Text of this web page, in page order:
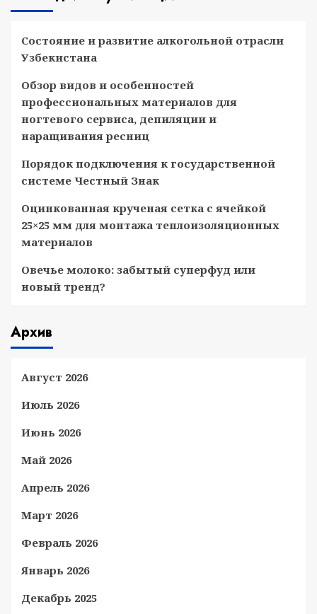
Состояние и развитие алкогольной отрасли
Узбекистана
Обзор видов и особенностей
профессиональных материалов для
ногтевого сервиса, депиляции и
наращивания ресниц
Порядок подключения к государственной
системе Честный Знак
Оцинкованная крученая сетка с ячейкой
25×25 мм для монтажа теплоизоляционных
материалов
Овечье молоко: забытый суперфуд или
новый тренд?
Архив
Август 2026
Июль 2026
Июнь 2026
Май 2026
Апрель 2026
Март 2026
Февраль 2026
Январь 2026
Декабрь 2025